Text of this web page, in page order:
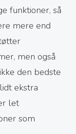
funktioner, så
mere end
men også
den bedste
ekstra
let
som